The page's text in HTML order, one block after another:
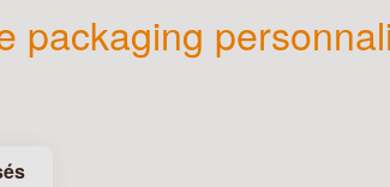
packaging